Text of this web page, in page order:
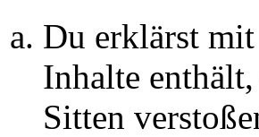
Du erklärst
Inhalte
Sitten